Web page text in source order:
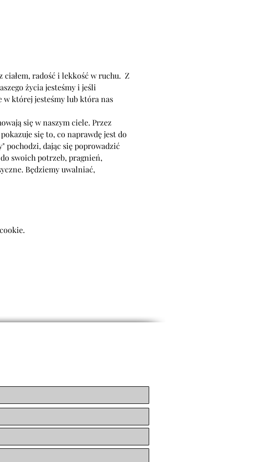
radość i lekkość w ruchu.  Z
życia jesteśmy i jeśli
w której jesteśmy lub która nas
się w naszym ciele. Przez
się to, co naprawdę jest do
pochodzi, dając się poprowadzić
swoich potrzeb, pragnień,
Będziemy uwalniać,